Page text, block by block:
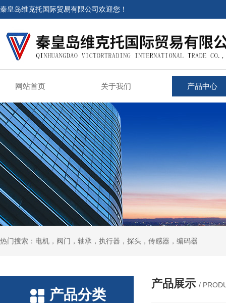
秦皇岛维克托国际贸易有限公司欢迎您！
网站首页 关于我们 产品中心
热门搜索：电机，阀门，轴承，执行器，探头，传感器，编码器
产品分类
产品展示 /